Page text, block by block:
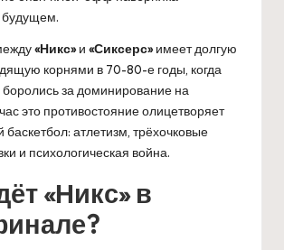
будущем.
«Никс»и «Сиксерс»имеет долгую
корнями в 70-80-е годы, когда
за доминирование на
это противостояние олицетворяет
атлетизм, трёхочковые
и психологическая война.
«Никс» в